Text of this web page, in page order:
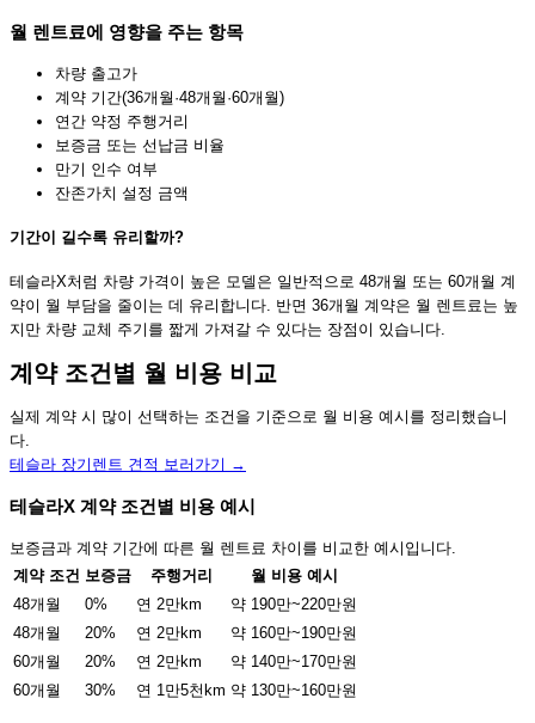
월 렌트료에 영향을 주는 항목
차량 출고가
계약 기간(36개월·48개월·60개월)
연간 약정 주행거리
보증금 또는 선납금 비율
만기 인수 여부
잔존가치 설정 금액
기간이 길수록 유리할까?
테슬라X처럼 차량 가격이 높은 모델은 일반적으로 48개월 또는 60개월 계
약이 월 부담을 줄이는 데 유리합니다. 반면 36개월 계약은 월 렌트료는 높
지만 차량 교체 주기를 짧게 가져갈 수 있다는 장점이 있습니다.
계약 조건별 월 비용 비교
실제 계약 시 많이 선택하는 조건을 기준으로 월 비용 예시를 정리했습니
다.
테슬라 장기렌트 견적 보러가기 →
테슬라X 계약 조건별 비용 예시
보증금과 계약 기간에 따른 월 렌트료 차이를 비교한 예시입니다.
계약 조건 보증금 주행거리
월 비용 예시
48개월
0% 연 2만km
약 190만~220만원
48개월
20% 연 2만km
약 160만~190만원
60개월
20% 연 2만km
약 140만~170만원
60개월
30% 연 1만5천km 약 130만~160만원